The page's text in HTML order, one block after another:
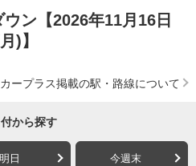
ン【2026年11月16日
)】
ープラス掲載の駅・路線について
付から探す
明日 今週末